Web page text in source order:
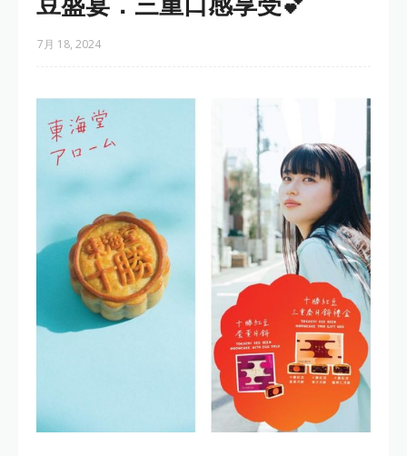
7月 18, 2024